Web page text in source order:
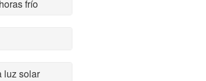
frío
luz solar